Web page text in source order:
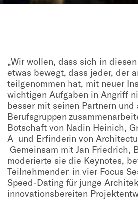
„Wir wollen, dass sich in
etwas bewegt, dass jeder, der
teilgenommen hat, mit neuer
wichtigen Aufgaben in Angriff
besser mit seinen Partnern und
Berufsgruppen
Botschaft von Nadin Heinich,
A und Erfinderin von
Gemeinsam mit Jan Friedrich,
moderierte sie die Keynotes,
Teilnehmenden in vier Focus
Speed-Dating für junge
innovationsbereiten